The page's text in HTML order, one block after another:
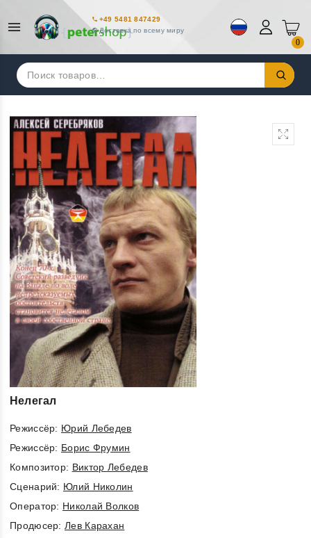
+49 5481 847429
Доставка по всему миру
0
Искать:
Нелегал
Режиссёр: Юрий Лебедев
Режиссёр: Борис Фрумин
Композитор: Виктор Лебедев
Cценарий: Юлий Николин
Оператор: Николай Волков
Продюсер:Лев Карахан